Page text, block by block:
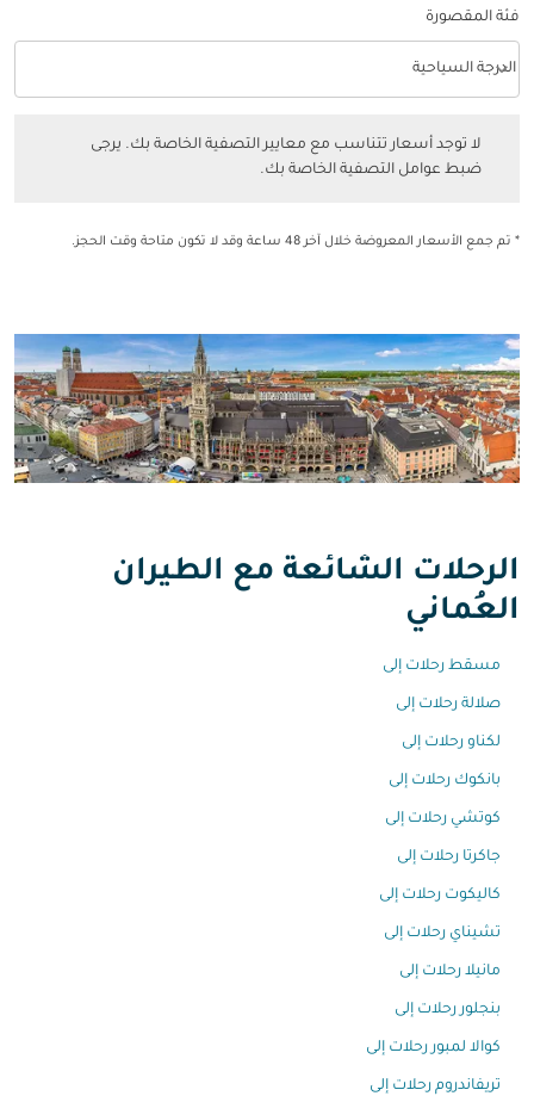
فئة المقصورة
فئة المقصورة option الدرجة السياحية Selected
الدرجة السياحية
keyboard_arrow_down
لا توجد أسعار تتناسب مع معايير التصفية الخاصة بك. يرجى
ضبط عوامل التصفية الخاصة بك.
* تم جمع الأسعار المعروضة خلال آخر 48 ساعة وقد لا تكون متاحة وقت الحجز.
الرحلات الشائعة مع الطيران
العُماني
مسقط رحلات إلى
صلالة رحلات إلى
لكناو رحلات إلى
بانكوك رحلات إلى
كوتشي رحلات إلى
جاكرتا رحلات إلى
كاليكوت رحلات إلى
تشيناي رحلات إلى
مانيلا رحلات إلى
بنجلور رحلات إلى
كوالا لمبور رحلات إلى
تريفاندروم رحلات إلى